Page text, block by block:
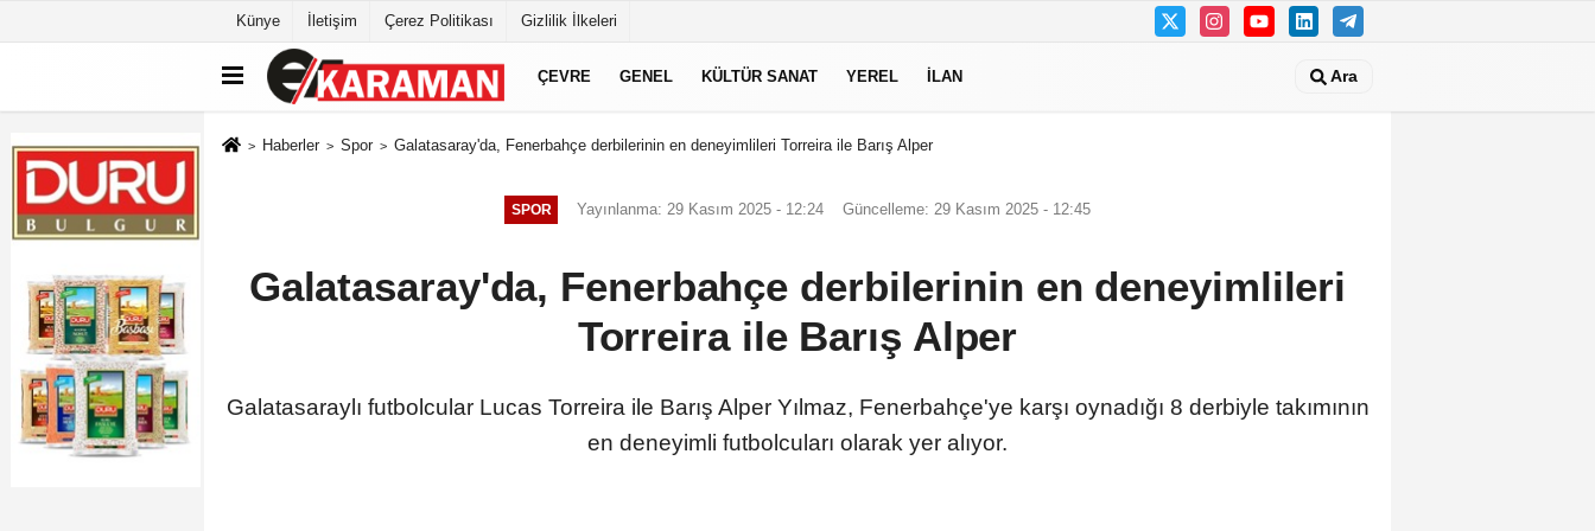
Künye İletişim Çerez Politikası Gizlilik İlkeleri
ÇEVRE GENEL KÜLTÜR SANAT YEREL İLAN Ara
Haberler Spor Galatasaray'da, Fenerbahçe derbilerinin en deneyimlileri Torreira ile Barış Alper
SPOR Yayınlanma: 29 Kasım 2025 - 12:24 Güncelleme: 29 Kasım 2025 - 12:45
Galatasaray'da, Fenerbahçe derbilerinin en deneyimlileri
Torreira ile Barış Alper
Galatasaraylı futbolcular Lucas Torreira ile Barış Alper Yılmaz, Fenerbahçe'ye karşı oynadığı 8 derbiyle takımının
en deneyimli futbolcuları olarak yer alıyor.